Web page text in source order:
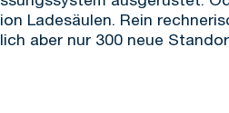
Ladesäulen. Rein
aber nur 300 neue